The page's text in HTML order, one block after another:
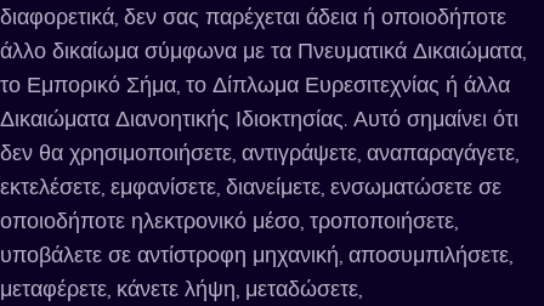
διαφορετικά, δεν σας παρέχεται άδεια ή οποιοδήποτε
άλλο δικαίωμα σύμφωνα με τα Πνευματικά Δικαιώματα,
το Εμπορικό Σήμα, το Δίπλωμα Ευρεσιτεχνίας ή άλλα
Δικαιώματα Διανοητικής Ιδιοκτησίας. Αυτό σημαίνει ότι
δεν θα χρησιμοποιήσετε, αντιγράψετε, αναπαραγάγετε,
εκτελέσετε, εμφανίσετε, διανείμετε, ενσωματώσετε σε
οποιοδήποτε ηλεκτρονικό μέσο, τροποποιήσετε,
υποβάλετε σε αντίστροφη μηχανική, αποσυμπιλήσετε,
μεταφέρετε, κάνετε λήψη, μεταδώσετε,